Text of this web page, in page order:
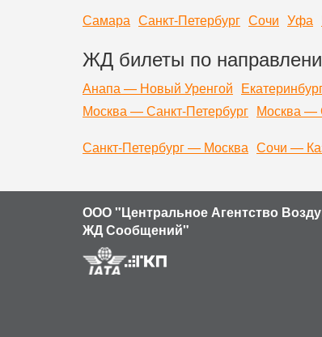
Самара Санкт-Петербург Сочи Уфа
ЖД билеты по
Анапа — Новый Уренгой
Москва — Санкт-Петербург Москва —
Санкт-Петербург — Москва Сочи —
ООО "Центральное Агентство
ЖД Сообщений"
Продолжая использовать наш сайт, вы даете